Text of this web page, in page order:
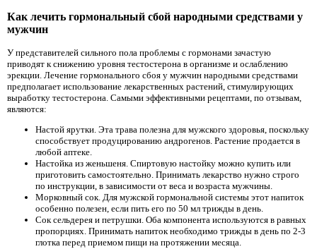
Как лечить гормональный сбой народными средствами у
мужчин
У представителей сильного пола проблемы с гормонами зачастую
приводят к снижению уровня тестостерона в организме и ослаблению
эрекции. Лечение гормонального сбоя у мужчин народными средствами
предполагает использование лекарственных растений, стимулирующих
выработку тестостерона. Самыми эффективными рецептами, по отзывам,
являются:
Настой ярутки. Эта трава полезна для мужского здоровья, поскольку
способствует продуцированию андрогенов. Растение продается в
любой аптеке.
Настойка из женьшеня. Спиртовую настойку можно купить или
приготовить самостоятельно. Принимать лекарство нужно строго
по инструкции, в зависимости от веса и возраста мужчины.
Морковный сок. Для мужской гормональной системы этот напиток
особенно полезен, если пить его по 50 мл трижды в день.
Сок сельдерея и петрушки. Оба компонента используются в равных
пропорциях. Принимать напиток необходимо трижды в день по 2-3
глотка перед приемом пищи на протяжении месяца.